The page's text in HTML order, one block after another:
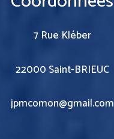
7 Rue Kléber
22000 Saint-BRIEUC
jpmcomon@gmail.com